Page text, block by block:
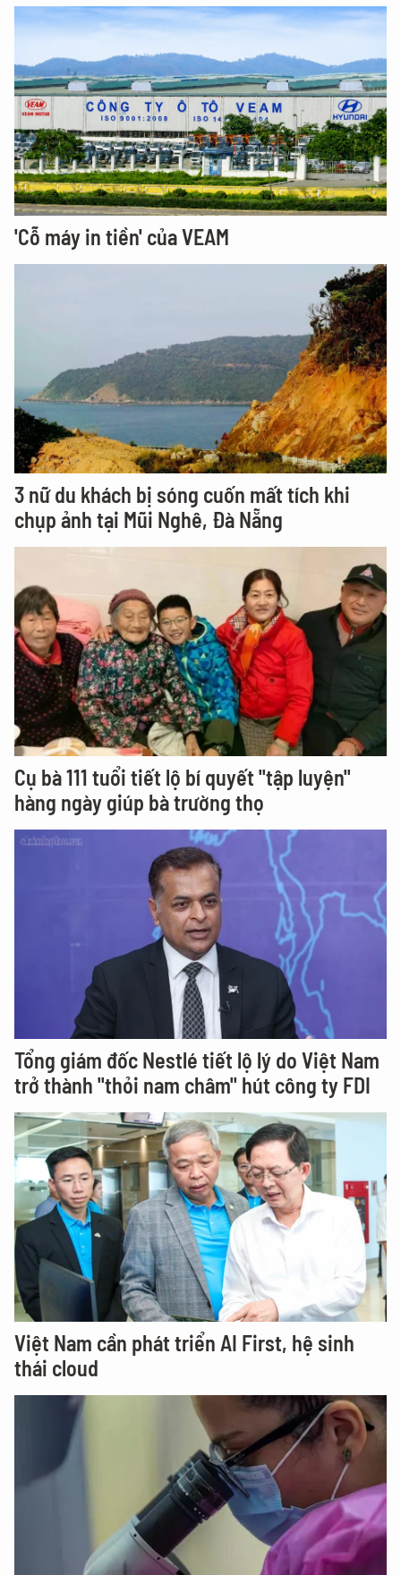
'Cỗ máy in tiền' của VEAM
3 nữ du khách bị sóng cuốn mất tích khi
chụp ảnh tại Mũi Nghê, Đà Nẵng
Cụ bà 111 tuổi tiết lộ bí quyết "tập luyện"
hàng ngày giúp bà trường thọ
Tổng giám đốc Nestlé tiết lộ lý do Việt Nam
trở thành "thỏi nam châm" hút công ty FDI
Việt Nam cần phát triển AI First, hệ sinh
thái cloud